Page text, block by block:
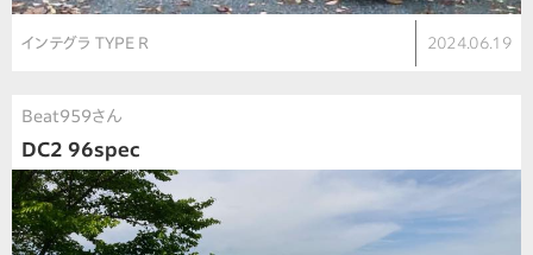
インテグラ TYPE R 2024.06.19
Beat959さん
DC2 96spec